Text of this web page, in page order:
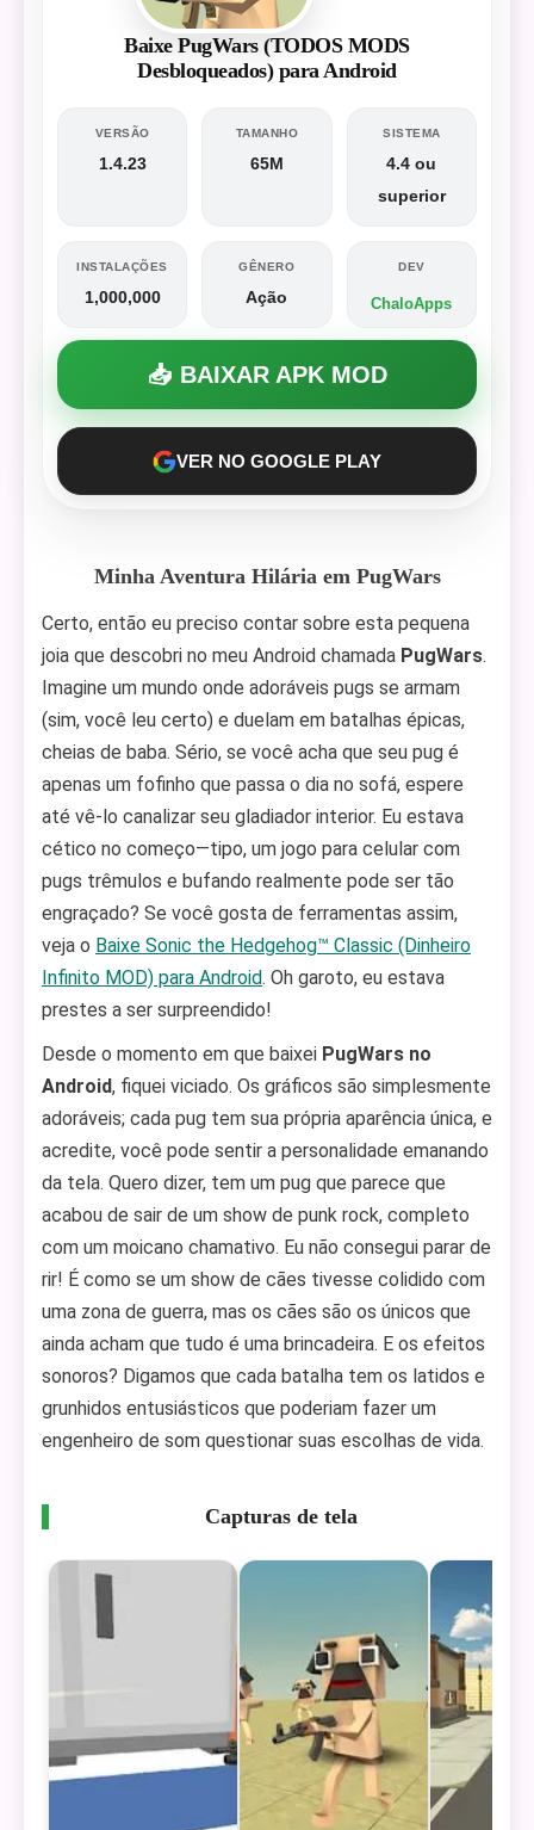
Baixe PugWars (TODOS MODS
Desbloqueados) para Android
VERSÃO
1.4.23
TAMANHO
65M
SISTEMA
4.4 ou
superior
INSTALAÇÕES
1,000,000
GÊNERO
Ação
DEV
ChaloApps
📥 BAIXAR APK MOD
VER NO GOOGLE PLAY
Minha Aventura Hilária em PugWars
Certo, então eu preciso contar sobre esta pequena
joia que descobri no meu Android chamada PugWars.
Imagine um mundo onde adoráveis pugs se armam
(sim, você leu certo) e duelam em batalhas épicas,
cheias de baba. Sério, se você acha que seu pug é
apenas um fofinho que passa o dia no sofá, espere
até vê-lo canalizar seu gladiador interior. Eu estava
cético no começo—tipo, um jogo para celular com
pugs trêmulos e bufando realmente pode ser tão
engraçado? Se você gosta de ferramentas assim,
veja o Baixe Sonic the Hedgehog™ Classic (Dinheiro
Infinito MOD) para Android. Oh garoto, eu estava
prestes a ser surpreendido!
Desde o momento em que baixei PugWars no
Android, fiquei viciado. Os gráficos são simplesmente
adoráveis; cada pug tem sua própria aparência única, e
acredite, você pode sentir a personalidade emanando
da tela. Quero dizer, tem um pug que parece que
acabou de sair de um show de punk rock, completo
com um moicano chamativo. Eu não consegui parar de
rir! É como se um show de cães tivesse colidido com
uma zona de guerra, mas os cães são os únicos que
ainda acham que tudo é uma brincadeira. E os efeitos
sonoros? Digamos que cada batalha tem os latidos e
grunhidos entusiásticos que poderiam fazer um
engenheiro de som questionar suas escolhas de vida.
Capturas de tela